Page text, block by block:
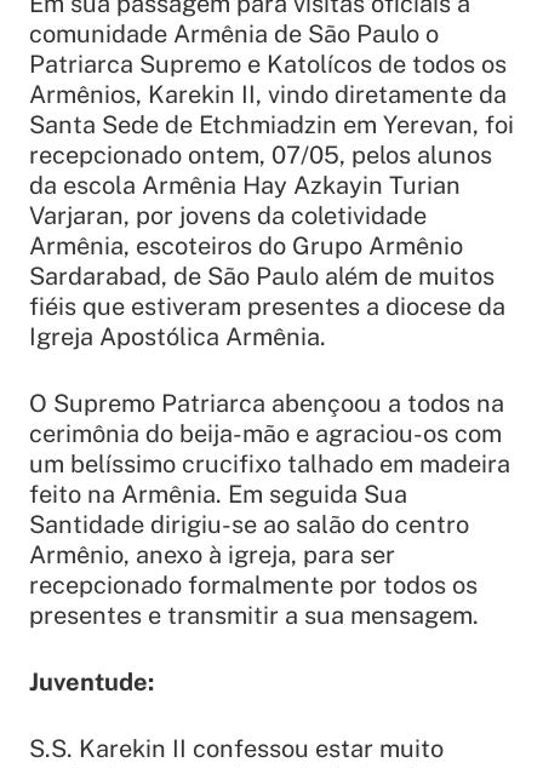
comunidade Armênia de São Paulo o
Patriarca Supremo e Katolícos de todos os
Armênios, Karekin II, vindo diretamente da
Santa Sede de Etchmiadzin em Yerevan, foi
recepcionado ontem, 07/05, pelos alunos
da escola Armênia Hay Azkayin Turian
Varjaran, por jovens da coletividade
Armênia, escoteiros do Grupo Armênio
Sardarabad, de São Paulo além de muitos
fiéis que estiveram presentes a diocese da
Igreja Apostólica Armênia.
O Supremo Patriarca abençoou a todos na
cerimônia do beija-mão e agraciou-os com
um belíssimo crucifixo talhado em madeira
feito na Armênia. Em seguida Sua
Santidade dirigiu-se ao salão do centro
Armênio, anexo à igreja, para ser
recepcionado formalmente por todos os
presentes e transmitir a sua mensagem.
Juventude:
S.S. Karekin II confessou estar muito